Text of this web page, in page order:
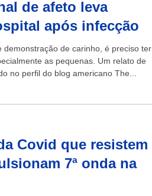
de afeto leva
após infecção
demonstração de carinho, é preciso ter
as pequenas. Um relato de
no perfil do blog americano The...
Covid que resistem
7ª onda na